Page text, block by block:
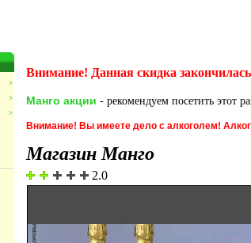
>
>
>
Внимание! Данная скидка
Манго акции - рекомендуем посетить этот
Внимание! Вы имеете дело с алкоголем!
Магазин Манго
2.0